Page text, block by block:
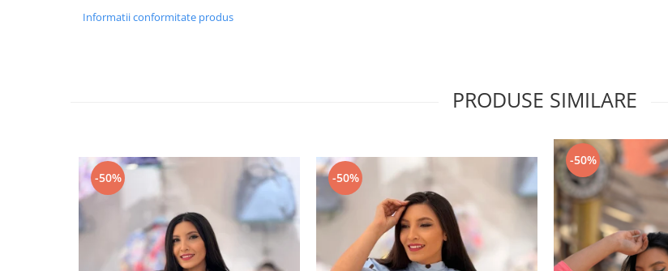
Informatii conformitate produs
PRODUSE SIMILARE
-50% -50%
-50%